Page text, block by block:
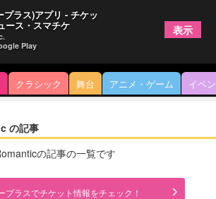
クラシック 舞台 アニメ・ゲーム イベ
の記事
の記事の一覧です
プラスでチケット情報をチェック！
プラス)アプリ - チケッ
ース・スマチケ
Play
表示